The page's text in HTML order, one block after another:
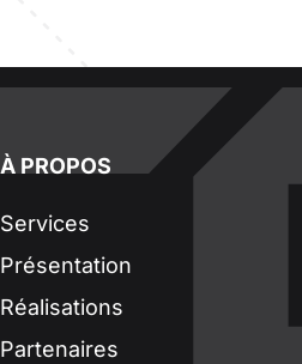
À PROPOS
Services
Présentation
Réalisations
Partenaires